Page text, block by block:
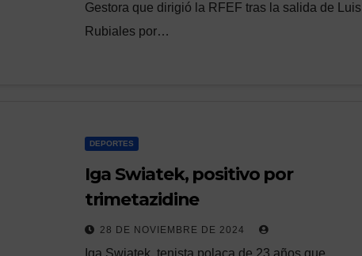
Gestora que dirigió la RFEF tras la salida de Luis
Rubiales por…
DEPORTES
Iga Swiatek, positivo por
trimetazidine
28 DE NOVIEMBRE DE 2024
Iga Swiatek, tenista polaca de 23 años que